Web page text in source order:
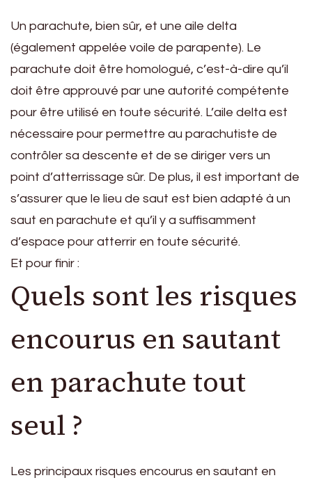
Un parachute, bien sûr, et une aile delta
(également appelée voile de parapente). Le
parachute doit être homologué, c’est-à-dire qu’il
doit être approuvé par une autorité compétente
pour être utilisé en toute sécurité. L’aile delta est
nécessaire pour permettre au parachutiste de
contrôler sa descente et de se diriger vers un
point d’atterrissage sûr. De plus, il est important de
s’assurer que le lieu de saut est bien adapté à un
saut en parachute et qu’il y a suffisamment
d’espace pour atterrir en toute sécurité.
Et pour finir :
Quels sont les risques
encourus en sautant
en parachute tout
seul ?
Les principaux risques encourus en sautant en